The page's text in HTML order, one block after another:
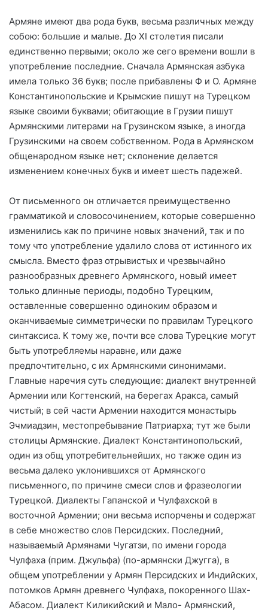
Армяне имеют два рода букв, весьма различных между
собою: большие и малые. До ХI столетия писали
единственно первыми; около же сего времени вошли в
употребление последние. Сначала Армянская азбука
имела только 36 букв; после прибавлены Ф и О. Армяне
Константинопольские и Крымские пишут на Турецком
языке своими буквами; обитающие в Грузии пишут
Армянскими литерами на Грузинском языке, а иногда
Грузинскими на своем собственном. Рода в Армянском
общенародном языке нет; склонение делается
изменением конечных букв и имеет шесть падежей.
От письменного он отличается преимущественно
грамматикой и словосочинением, которые совершенно
изменились как по причине новых значений, так и по
тому что употребление удалило словa от истинного их
смысла. Вместо фраз отрывистых и чрезвычайно
разнообразных древнего Армянского, новый имеет
только длинные периоды, подобно Турецким,
оставленные совершенно одиноким образом и
оканчиваемые симметрически по правилам Турецкого
синтаксиса. К тому же, почти все словa Турецкие могут
быть употребляемы наравне, или даже
предпочтительно, с их Армянскими синонимами.
Главные наречия суть следующие: диалект внутренней
Армении или Когтенский, на берегах Аракса, самый
чистый; в сей части Армении находится монастырь
Эчмиадзин, местопребывание Патриарха; тут же были
столицы Армянские. Диалект Константинопольский,
один из общ употребительнейших, но также один из
весьма далеко уклонившихся от Армянского
письменного, по причине смеси слов и фразеологии
Турецкой. Диалекты Гапанской и Чулфахской в
восточной Армении; они весьма испорчены и содержат
в себе множество слов Персидских. Последний,
называемый Армянами Чугатзи, по имени города
Чулфаха (прим. Джульфа) (по-армянски Джугга), в
общем употреблении у Армян Персидских и Индийских,
потомков Армян древнего Чулфаха, покоренного Шах-
Абасом. Диалект Киликийский и Мало- Армянский,